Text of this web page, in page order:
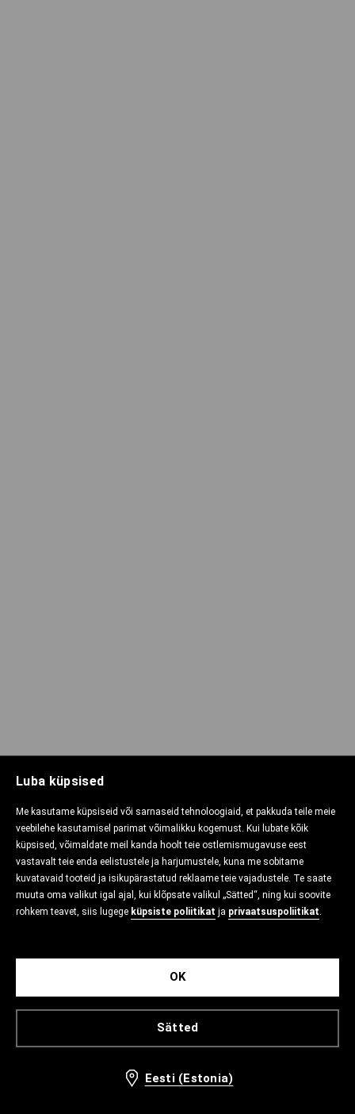
Luba küpsised
Me kasutame küpsiseid või sarnaseid tehnoloogiaid, et pakkuda teile meie
veebilehe kasutamisel parimat võimalikku kogemust. Kui lubate kõik
küpsised, võimaldate meil kanda hoolt teie ostlemismugavuse eest
vastavalt teie enda eelistustele ja harjumustele, kuna me sobitame
kuvatavaid tooteid ja isikupärastatud reklaame teie vajadustele. Te saate
muuta oma valikut igal ajal, kui klõpsate valikul „Sätted“, ning kui soovite
rohkem teavet, siis lugege küpsiste poliitikat ja privaatsuspoliitikat.
Sätted
OK
Eesti (Estonia)